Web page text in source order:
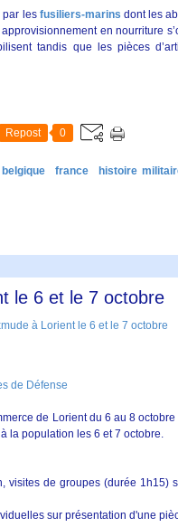
par les fusiliers-marins dont les
en nourriture
tandis que les pièces
Repost 0
belgique france histoire
le 6 et le 7 octobre
de Défense
de Lorient du 6 au 8
la population les 6 et 7 octobre.
visites de groupes (durée 1h15)
sur présentation d'une